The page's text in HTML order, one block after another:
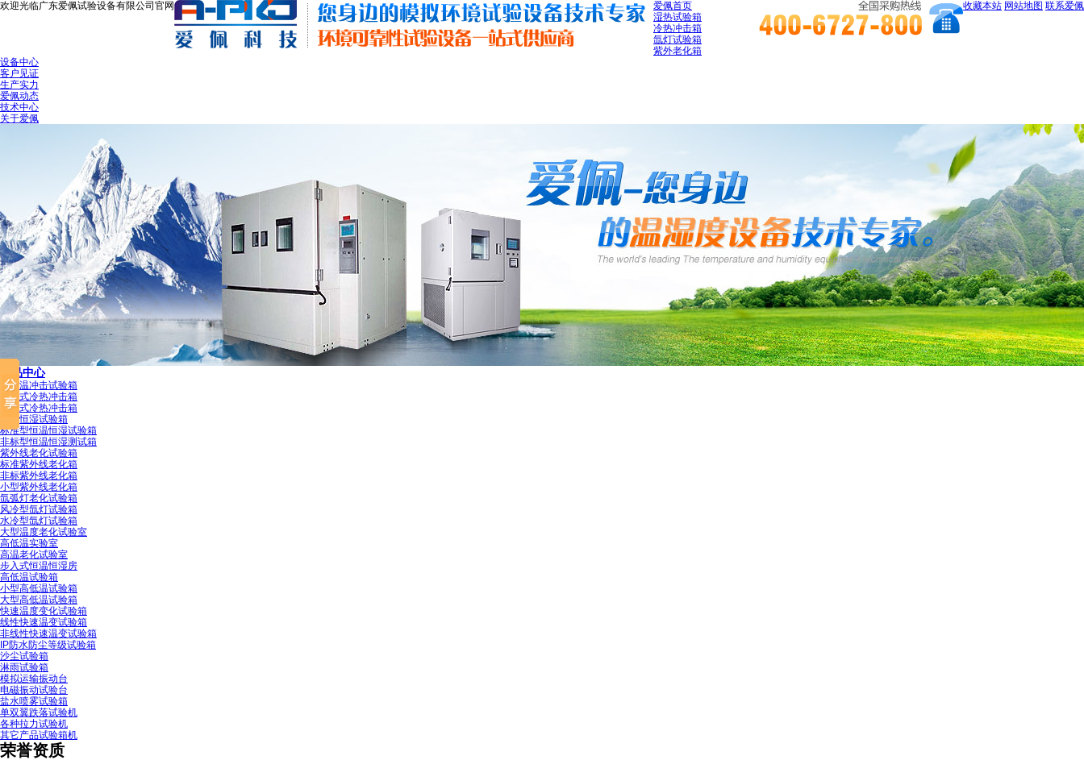
欢迎光临广东爱佩试验设备有限公司官网 收藏本站 网站地图 联系爱佩
爱佩首页
湿热试验箱
冷热冲击箱
氙灯试验箱
紫外老化箱
设备中心
客户见证
生产实力
爱佩动态
技术中心
关于爱佩
产品中心
高低温冲击试验箱
三箱式冷热冲击箱
二箱式冷热冲击箱
恒温恒湿试验箱
标准型恒温恒湿试验箱
非标型恒温恒湿测试箱
紫外线老化试验箱
标准紫外线老化箱
非标紫外线老化箱
小型紫外线老化箱
氙弧灯老化试验箱
风冷型氙灯试验箱
水冷型氙灯试验箱
大型温度老化试验室
高低温实验室
高温老化试验室
步入式恒温恒湿房
高低温试验箱
小型高低温试验箱
大型高低温试验箱
快速温度变化试验箱
线性快速温变试验箱
非线性快速温变试验箱
IP防水防尘等级试验箱
沙尘试验箱
淋雨试验箱
模拟运输振动台
电磁振动试验台
盐水喷雾试验箱
单双翼跌落试验机
各种拉力试验机
其它产品试验箱机
荣誉资质
恒温防结霜校准证书
高低温交变校准证书
检测仪表校准证书